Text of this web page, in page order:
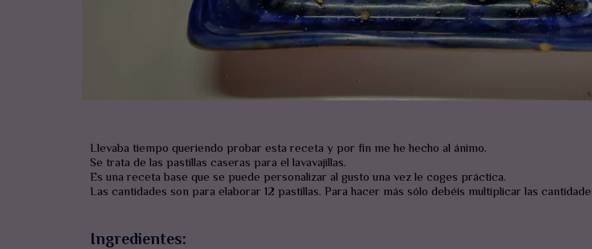
Llevaba tiempo queriendo probar esta receta y por fin me he hecho al ánimo.
Se trata de las pastillas caseras para el lavavajillas.
Es una receta base que se puede personalizar al gusto una vez le coges práctica.
Las cantidades son para elaborar 12 pastillas. Para hacer más sólo debéis multiplicar las
Ingredientes: